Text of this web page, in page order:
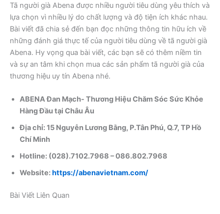
Tã người già Abena được nhiều người tiêu dùng yêu thích và
lựa chọn vì nhiều lý do chất lượng và độ tiện ích khác nhau.
Bài viết đã chia sẻ đến bạn đọc những thông tin hữu ích về
những đánh giá thực tế của người tiêu dùng về tã người già
Abena. Hy vọng qua bài viết, các bạn sẽ có thêm niềm tin
và sự an tâm khi chọn mua các sản phẩm tã người già của
thương hiệu uy tín Abena nhé.
ABENA Đan Mạch- Thương Hiệu Chăm Sóc Sức Khỏe
Hàng Đầu tại Châu Âu ​
Địa chỉ: 15 Nguyễn Lương Bằng, P.Tân Phú, Q.7, TP Hồ
Chí Minh ​
Hotline: (028).7102.7968 – 086.802.7968 ​
Website:https://abenavietnam.com/
Bài Viết Liên Quan